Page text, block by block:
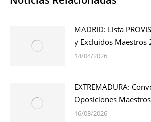
MADRID: Lista
y Excluidos Maestros
14/04/2026
EXTREMADURA:
Oposiciones
16/03/2026